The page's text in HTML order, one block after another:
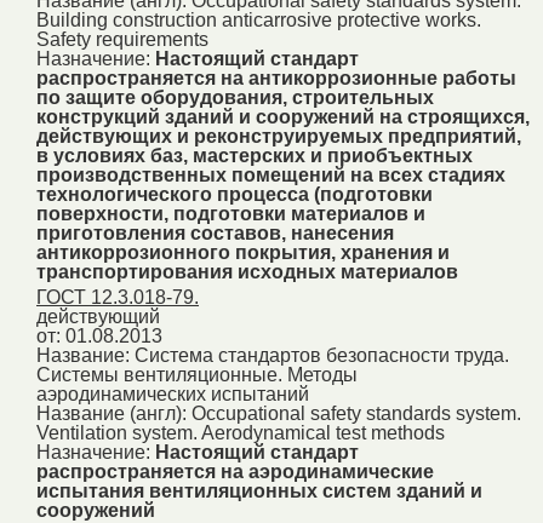
Building construction anticarrosive protective works.
Safety requirements
Назначение: Настоящий стандарт
распространяется на антикоррозионные работы
по защите оборудования, строительных
конструкций зданий и сооружений на строящихся,
действующих и реконструируемых предприятий,
в условиях баз, мастерских и приобъектных
производственных помещений на всех стадиях
технологического процесса (подготовки
поверхности, подготовки материалов и
приготовления составов, нанесения
антикоррозионного покрытия, хранения и
транспортирования исходных материалов
ГОСТ 12.3.018-79.
действующий
от: 01.08.2013
Название: Система стандартов безопасности труда.
Системы вентиляционные. Методы
аэродинамических испытаний
Название (англ): Occupational safety standards system.
Ventilation system. Aerodynamical test methods
Назначение: Настоящий стандарт
распространяется на аэродинамические
испытания вентиляционных систем зданий и
сооружений